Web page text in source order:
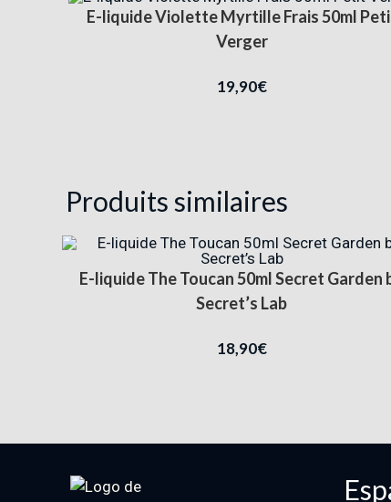
E-liquide Violette Myrtille Frais 50ml
Verger
19,90€
Produits similaires
E-liquide The Toucan 50ml Secret Garden
Secret’s Lab
18,90€